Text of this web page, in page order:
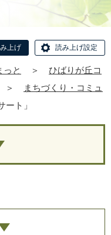
上げ 読み上げ設定
と ＞
ひばりが丘コ
＞
まちづくり・コミュ
ート」